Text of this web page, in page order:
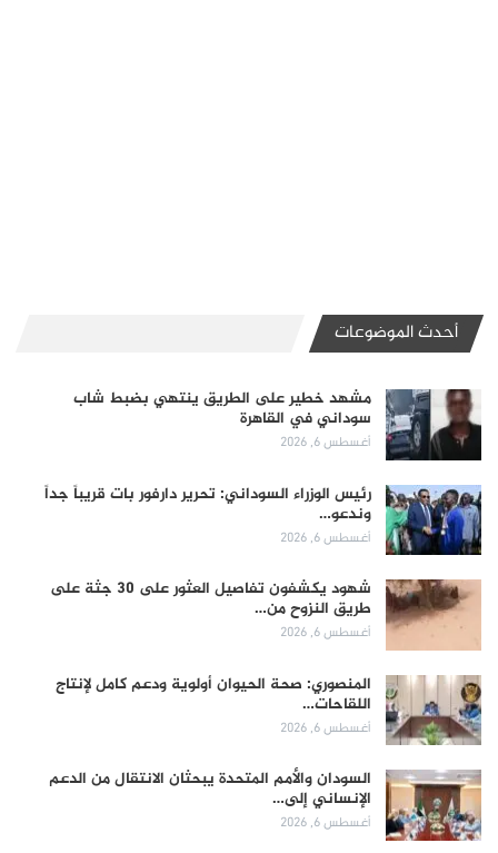
أحدث الموضوعات
مشهد خطير على الطريق ينتهي بضبط شاب
سوداني في القاهرة
أغسطس 6, 2026
رئيس الوزراء السوداني: تحرير دارفور بات قريباً جداً
وندعو…
أغسطس 6, 2026
شهود يكشفون تفاصيل العثور على 30 جثة على
طريق النزوح من…
أغسطس 6, 2026
المنصوري: صحة الحيوان أولوية ودعم كامل لإنتاج
اللقاحات…
أغسطس 6, 2026
السودان والأمم المتحدة يبحثان الانتقال من الدعم
الإنساني إلى…
أغسطس 6, 2026